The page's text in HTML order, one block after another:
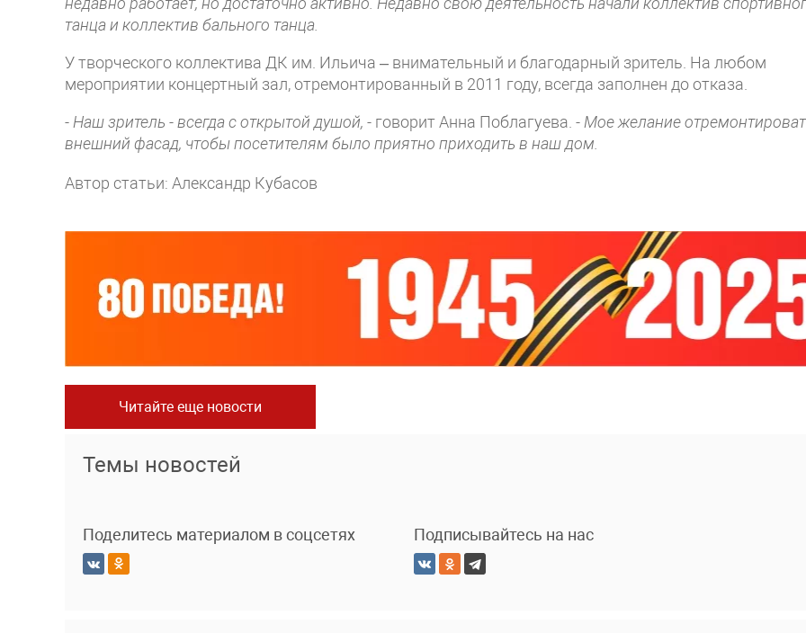
танца и коллектив бального танца.
У творческого коллектива ДК им. Ильича – внимательный и благодарный зритель. На любом
мероприятии концертный зал, отремонтированный в 2011 году, всегда заполнен до отказа.
- Наш зритель - всегда с открытой душой, - говорит Анна Поблагуева. - Мое желание
внешний фасад, чтобы посетителям было приятно приходить в наш дом.
Автор статьи: Александр Кубасов
Читайте еще новости
Темы новостей
Поделитесь материалом в соцсетях Подписывайтесь на нас